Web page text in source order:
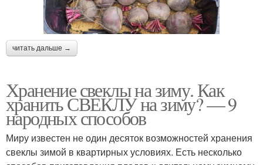
читать дальше →
Хранение свеклы на зиму. Как
хранить СВЕКЛУ на зиму? — 9
народных способов
Миру известен не один десяток возможностей хранения
свеклы зимой в квартирных условиях. Есть несколько